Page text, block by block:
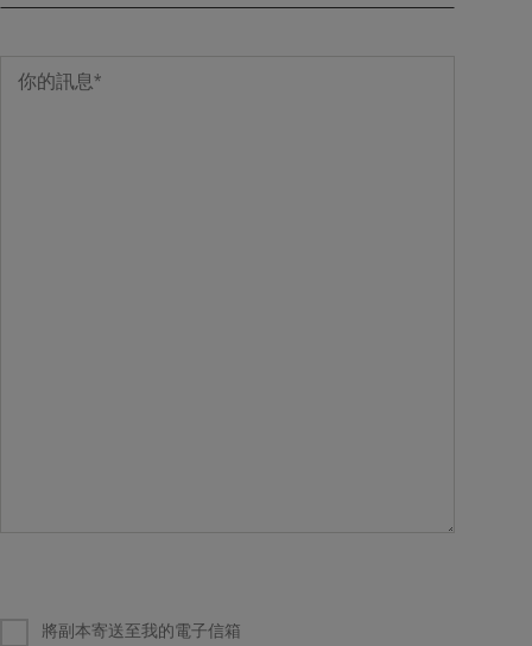
將副本寄送至我的電子信箱